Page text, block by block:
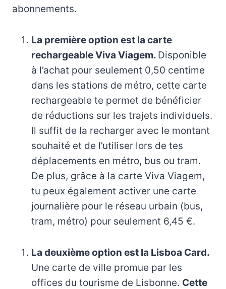
abonnements.
La première option est la carte
rechargeable Viva Viagem. Disponible
à l’achat pour seulement 0,50 centime
dans les stations de métro, cette carte
rechargeable te permet de bénéficier
de réductions sur les trajets individuels.
Il suffit de la recharger avec le montant
souhaité et de l’utiliser lors de tes
déplacements en métro, bus ou tram.
De plus, grâce à la carte Viva Viagem,
tu peux également activer une carte
journalière pour le réseau urbain (bus,
tram, métro) pour seulement 6,45 €.
La deuxième option est la Lisboa Card.
Une carte de ville promue par les
offices du tourisme de Lisbonne. Cette